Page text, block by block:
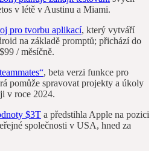
v létě v Austinu a Miami.
pro tvorbu aplikací, který vytváří
na základě promptů; přichází do
/ měsíčně.
, beta verzi funkce pro
pomůže spravovat projekty a úkoly
v roce 2024.
$3T a předstihla Apple na pozici
společnosti v USA, hned za